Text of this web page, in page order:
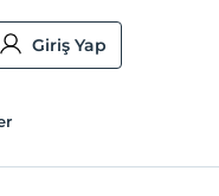
Giriş Yap